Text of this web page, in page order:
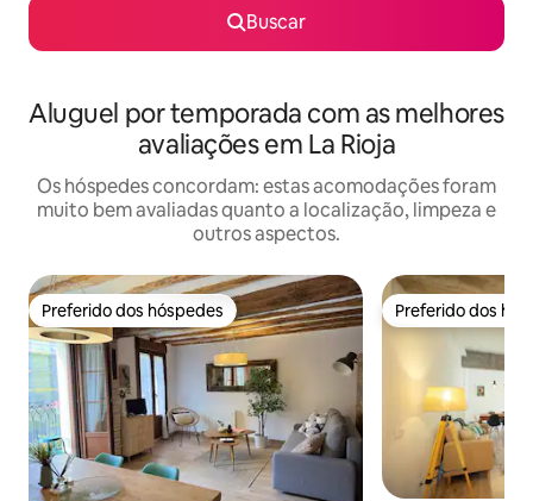
Buscar
Aluguel por temporada com as melhores
avaliações em La Rioja
Os hóspedes concordam: estas acomodações foram
muito bem avaliadas quanto a localização, limpeza e
outros aspectos.
Preferido dos hóspedes
Preferido dos hóspedes Preferido dos
Preferido dos